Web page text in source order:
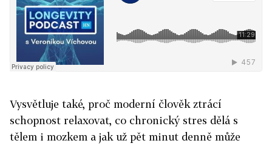
Vysvětluje také, proč moderní člověk ztrácí
schopnost relaxovat, co chronický stres dělá s
tělem i mozkem a jak už pět minut denně může